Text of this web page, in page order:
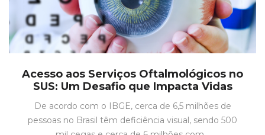
Acesso aos Serviços Oftalmológicos no
SUS: Um Desafio que Impacta Vidas
De acordo com o IBGE, cerca de 6,5 milhões de
pessoas no Brasil têm deficiência visual, sendo 500